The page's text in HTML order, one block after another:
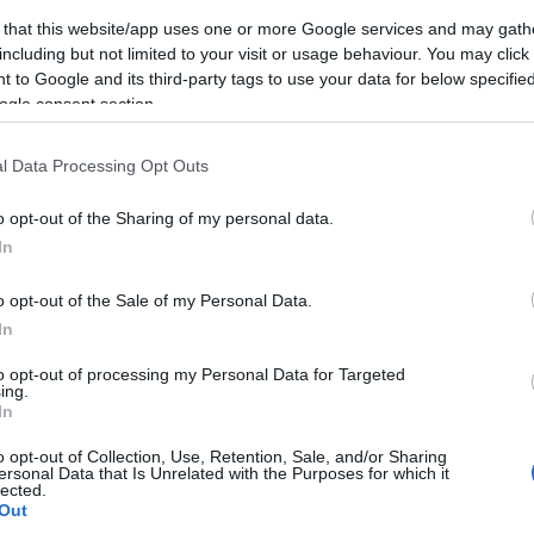
that this website/app uses one or more Google services and may
but not limited to your visit or usage behaviour. You may
to Google and its third-party tags to use your data for below
consent section.
Data Processing Opt Outs
opt-out of the Sharing of my personal data.
opt-out of the Sale of my Personal Data.
opt-out of processing my Personal Data for Targeted
opt-out of Collection, Use, Retention, Sale, and/or Sharing
Data that Is Unrelated with the Purposes for which it
oldalon érhető el.
Másfélszeresére bővítik